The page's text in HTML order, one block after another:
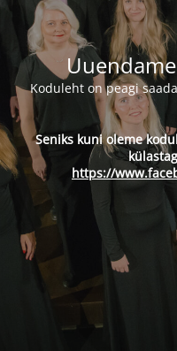
Koduleht on peagi
Seniks kuni oleme
https://